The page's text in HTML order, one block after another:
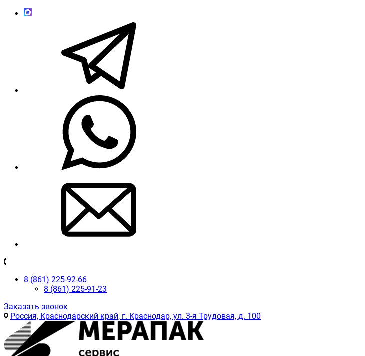
8 (861) 225-92-66
8 (861) 225-91-23
Заказать звонок
Россия, Краснодарский край, г. Краснодар, ул. 3-я Трудовая, д. 100